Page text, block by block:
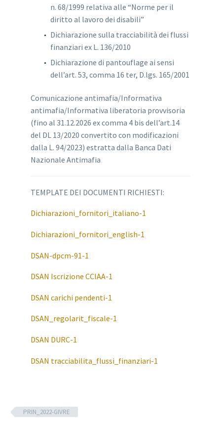
n. 68/1999 relativa alle “Norme per il
diritto al lavoro dei disabili”
Dichiarazione sulla tracciabilità dei flussi
finanziari ex L. 136/2010
Dichiarazione di pantouflage ai sensi
dell’art. 53, comma 16 ter, D.lgs. 165/2001
Comunicazione antimafia/Informativa
antimafia/Informativa liberatoria provvisoria
(fino al 31.12.2026 ex comma 4 bis dell’art.14
del DL 13/2020 convertito con modificazioni
dalla L. 94/2023) estratta dalla Banca Dati
Nazionale Antimafia
TEMPLATE DEI DOCUMENTI RICHIESTI:
Dichiarazioni_fornitori_italiano-1
Dichiarazioni_fornitori_english-1
DSAN-dpcm-91-1
DSAN Iscrizione CCIAA-1
DSAN carichi pendenti-1
DSAN_regolarit_fiscale-1
DSAN DURC-1
DSAN tracciabilita_flussi_finanziari-1
PRIN_2022-GIVRE